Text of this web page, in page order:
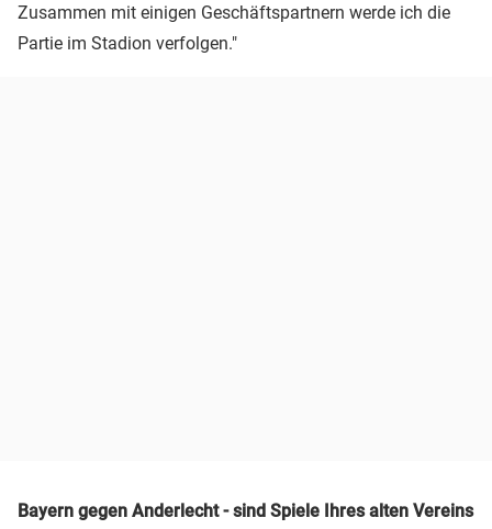
Zusammen mit einigen Geschäftspartnern werde ich die
Partie im Stadion verfolgen."
Bayern gegen Anderlecht - sind Spiele Ihres alten Vereins